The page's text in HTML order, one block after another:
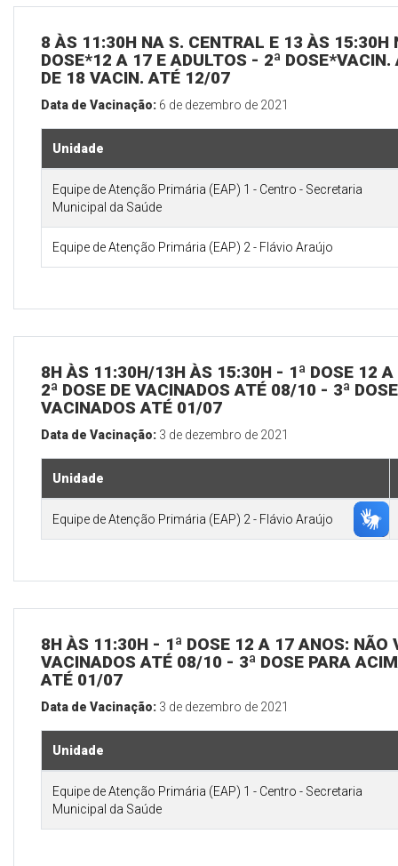
8 ÀS 11:30H NA S. CENTRAL E 13 ÀS 15:30H
DOSE*12 A 17 E ADULTOS - 2ª
DE 18 VACIN. ATÉ 12/07
Data de Vacinação: 6 de dezembro de 2021
Unidade
Equipe de Atenção Primária (EAP) 1 - Centro - Secretaria
Municipal da Saúde
Equipe de Atenção Primária (EAP) 2 - Flávio Araújo
8H ÀS 11:30H/13H ÀS 15:30H - 1ª DOSE 12
2ª DOSE DE VACINADOS ATÉ 08/10 - 3ª
VACINADOS ATÉ 01/07
Data de Vacinação: 3 de dezembro de 2021
Unidade
Equipe de Atenção Primária (EAP) 2 - Flávio Araújo
8H ÀS 11:30H - 1ª DOSE 12 A 17 ANOS: NÃO
VACINADOS ATÉ 08/10 - 3ª DOSE PARA
ATÉ 01/07
Data de Vacinação: 3 de dezembro de 2021
Unidade
Equipe de Atenção Primária (EAP) 1 - Centro - Secretaria
Municipal da Saúde